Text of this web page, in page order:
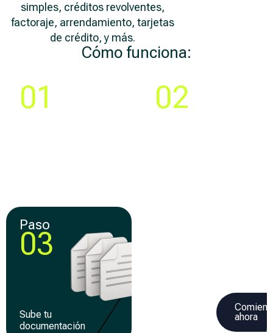
simples, créditos revolventes,
factoraje, arrendamiento, tarjetas
de crédito, y más.
Cómo funciona:
01 02
Paso
03
Sube tu
documentación
ahora